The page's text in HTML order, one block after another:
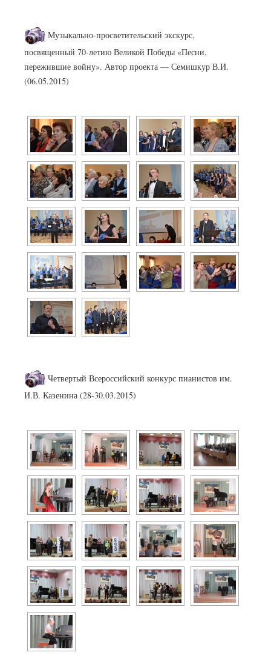
Музыкально-просветительский экскурс,
посвященный 70-летию Великой Победы «Песни,
пережившие войну». Автор проекта — Семишкур В.И.
(06.05.2015)
Четвертый Всероссийский конкурс пианистов им.
И.В. Казенина (28-30.03.2015)